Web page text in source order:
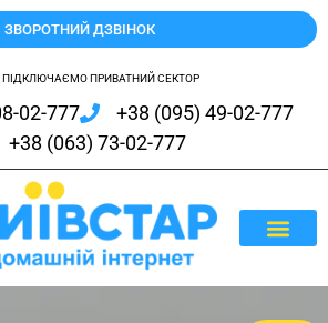
ЗВОРОТНИЙ ДЗВІНОК
ПІДКЛЮЧАЄМО ПРИВАТНИЙ СЕКТОР
02-777
+38 (095) 49-02-777
+38 (063) 73-02-777